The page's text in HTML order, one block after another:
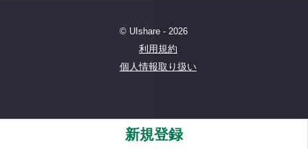
Powered by
© UIshare - 2026
利用規約
個人情報取り扱い
新規登録